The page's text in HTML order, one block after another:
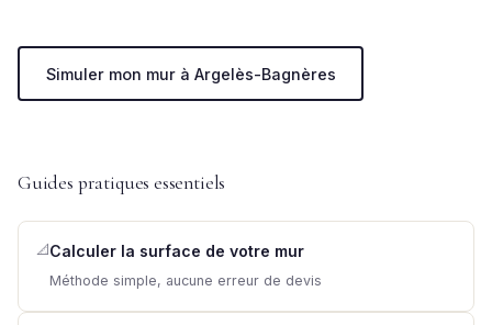
Simuler mon mur à Argelès-Bagnères
Guides pratiques essentiels
📐 Calculer la surface de votre mur
Méthode simple, aucune erreur de devis